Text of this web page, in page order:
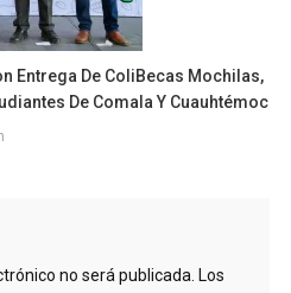
Entrega De ColiBecas Mochilas,
De Comala Y Cuauhtémoc
no será publicada. Los